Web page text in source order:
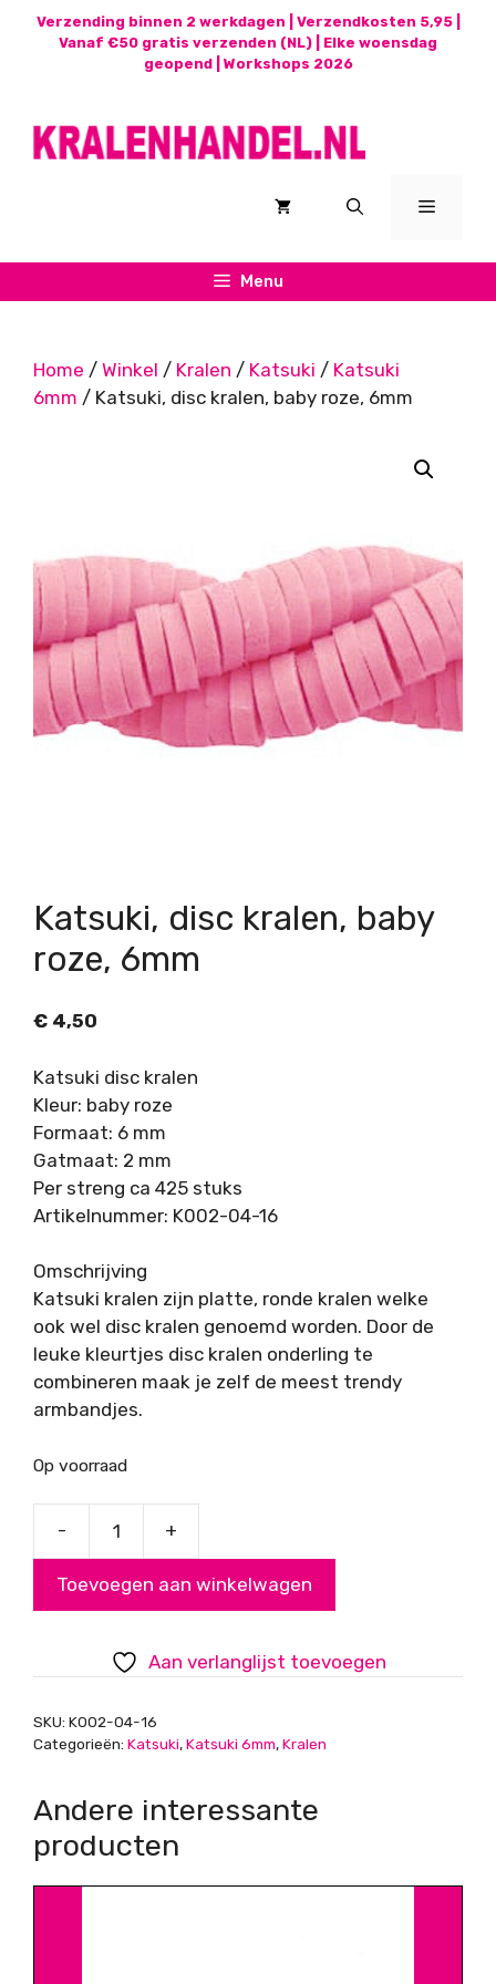
Verzending binnen 2 werkdagen | Verzendkosten 5,95 |
Vanaf €50 gratis verzenden (NL) | Elke woensdag
geopend | Workshops 2026
Menu
Menu
Home / Winkel / Kralen / Katsuki / Katsuki
6mm / Katsuki, disc kralen, baby roze, 6mm
Katsuki, disc kralen, baby
roze, 6mm
€ 4,50
Katsuki disc kralen
Kleur: baby roze
Formaat: 6 mm
Gatmaat: 2 mm
Per streng ca 425 stuks
Artikelnummer: K002-04-16
Omschrijving
Katsuki kralen zijn platte, ronde kralen welke
ook wel disc kralen genoemd worden. Door de
leuke kleurtjes disc kralen onderling te
combineren maak je zelf de meest trendy
armbandjes.
Op voorraad
-
kralen,
roze,
6mm
+
Toevoegen aan winkelwagen
Aan verlanglijst toevoegen
SKU: K002-04-16
Categorieën: Katsuki,Katsuki 6mm,Kralen
Andere interessante
producten